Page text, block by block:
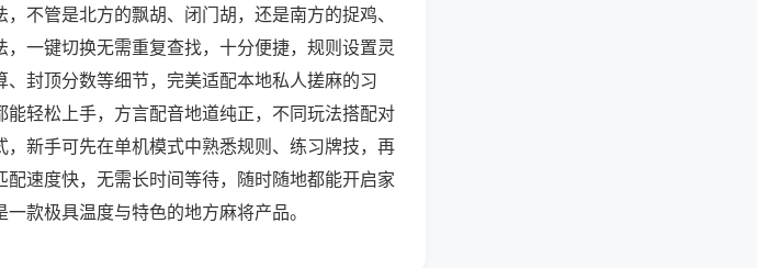
不管是北方的飘胡、闭门胡，还是南方的捉鸡、
一键切换无需重复查找，十分便捷，规则设置灵
封顶分数等细节，完美适配本地私人搓麻的习
轻松上手，方言配音地道纯正，不同玩法搭配对
新手可先在单机模式中熟悉规则、练习牌技，再
速度快，无需长时间等待，随时随地都能开启家
款极具温度与特色的地方麻将产品。